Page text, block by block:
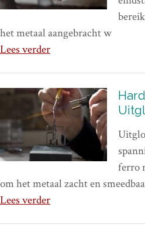
het metaal aangebracht w
Lees verder
ferro
om het metaal zacht en
Lees verder